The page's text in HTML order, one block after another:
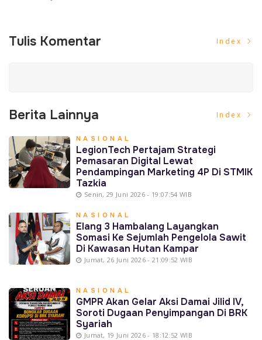
Tulis Komentar Index
Berita Lainnya Index
NASIONAL
LegionTech Pertajam Strategi
Pemasaran Digital Lewat
Pendampingan Marketing 4P Di STMIK
Tazkia
Senin, 29 Juni 2026 - 19:07:54 WIB
NASIONAL
Elang 3 Hambalang Layangkan
Somasi Ke Sejumlah Pengelola Sawit
Di Kawasan Hutan Kampar
Jumat, 26 Juni 2026 - 21:09:52 WIB
NASIONAL
GMPR Akan Gelar Aksi Damai Jilid IV,
Soroti Dugaan Penyimpangan Di BRK
Syariah
Jumat, 19 Juni 2026 - 18:12:52 WIB